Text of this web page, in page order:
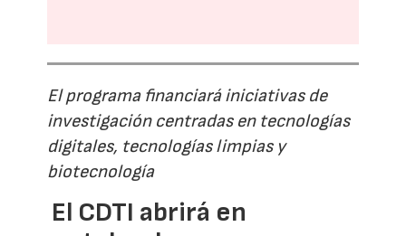
El programa financiará iniciativas de
investigación centradas en tecnologías
digitales, tecnologías limpias y
biotecnología
El CDTI abrirá en